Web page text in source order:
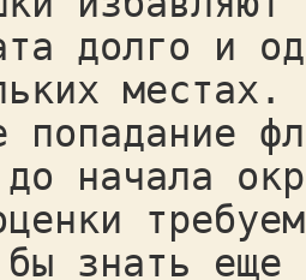
долго и
местах.
попадание
начала
бы знать еще